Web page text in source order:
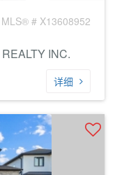
MLS® # X13608952
INC.
详细